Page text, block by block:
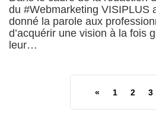
du #Webmarketing VISIPLUS
donné la parole aux
d’acquérir une vision à la fois
leur…
« 1 2 3